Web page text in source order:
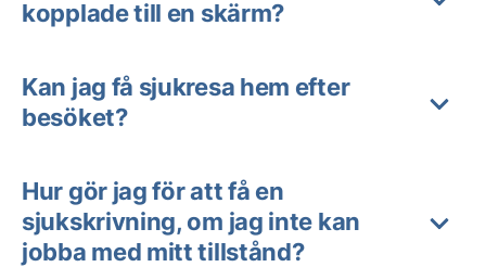
kopplade till en skärm?
Kan jag få sjukresa hem efter
besöket?
Hur gör jag för att få en
sjukskrivning, om jag inte kan
jobba med mitt tillstånd?